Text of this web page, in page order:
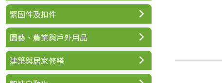
緊固件及扣件
園藝、農業與戶外用品
建築與居家修繕